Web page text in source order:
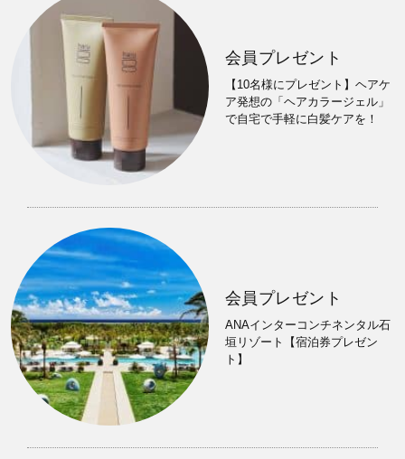
会員プレゼント
【10名様にプレゼント】ヘアケ
ア発想の「ヘアカラージェル」
で自宅で手軽に白髪ケアを！
会員プレゼント
ANAインターコンチネンタル石
垣リゾート【宿泊券プレゼン
ト】